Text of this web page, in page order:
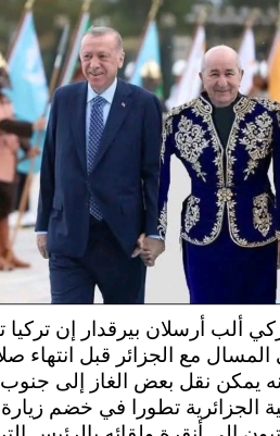
ألب أرسلان بيرقدار إن تركيا
المسال مع الجزائر قبل انتهاء
مضيفا أنه يمكن نقل بعض الغاز إلى
الجزائرية تطورا في خضم زيارة